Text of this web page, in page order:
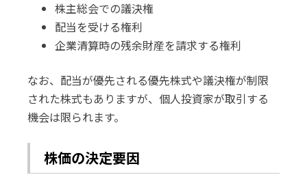
株主総会での議決権
配当を受ける権利
企業清算時の残余財産を請求する権利
なお、配当が優先される優先株式や議決権が制限
された株式もありますが、個人投資家が取引する
機会は限られます。
株価の決定要因